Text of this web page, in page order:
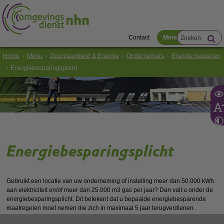
Contact Menu
Home Menu Duurzaamheid & Energie Ondernemers
Energie besparen
Energiebesparingsplicht
Energiebesparingsplicht
Gebruikt een locatie van uw onderneming of instelling meer dan 50.000 kWh
aan elektriciteit en/of meer dan 25.000 m3 gas per jaar? Dan valt u onder de
energiebesparingsplicht. Dit betekent dat u bepaalde energiebesparende
maatregelen moet nemen die zich in maximaal 5 jaar terugverdienen.